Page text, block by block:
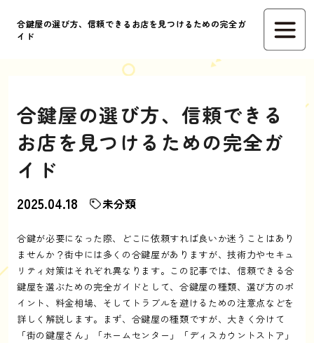
合鍵屋の選び方、信頼できるお店を見つけるための完全ガ
イド
合鍵屋の選び方、信頼できる
お店を見つけるための完全ガ
イド
2025.04.18 未分類
合鍵が必要になった際、どこに依頼すれば良いか迷うことはあり
ませんか？街中には多くの合鍵屋がありますが、技術力やセキュ
リティ対策はそれぞれ異なります。この記事では、信頼できる合
鍵屋を選ぶための完全ガイドとして、合鍵屋の種類、選び方のポ
イント、料金相場、そしてトラブルを避けるための注意点などを
詳しく解説します。まず、合鍵屋の種類ですが、大きく分けて
「街の鍵屋さん」「ホームセンター」「ディスカウントストア」